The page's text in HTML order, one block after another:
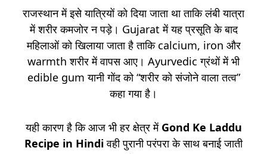
राजस्थान में इसे यात्रियों को दिया जाता था ताकि लंबी यात्रा
में शरीर कमजोर न पड़े। Gujarat में यह प्रसूति के बाद
महिलाओं को खिलाया जाता है ताकि calcium, iron और
warmth शरीर में वापस आए। Ayurvedic ग्रंथों में भी
edible gum यानी गोंद को “शरीर को संजोने वाला तत्व”
कहा गया है।
यही कारण है कि आज भी हर क्षेत्र में Gond Ke Laddu
Recipe in Hindiवही पुरानी परंपरा के साथ बनाई जाती